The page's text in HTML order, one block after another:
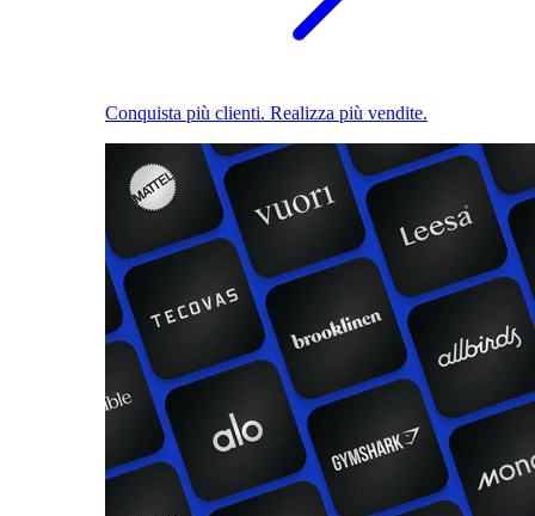
Conquista più clienti. Realizza più vendite.